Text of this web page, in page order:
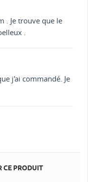
. Je trouve que le
.
j'ai commandé. Je
CE PRODUIT